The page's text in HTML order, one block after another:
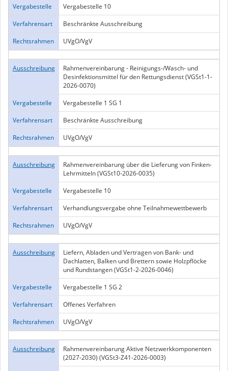
Vergabestelle
Vergabestelle 10
Verfahrensart
Beschränkte Ausschreibung
Rechtsrahmen
UVgO/VgV
Ausschreibung
Rahmenvereinbarung - Reinigungs-/Wasch- und
Desinfektionsmittel für den Rettungsdienst (VGSt1-1-
2026-0070)
Vergabestelle
Vergabestelle 1 SG 1
Verfahrensart
Beschränkte Ausschreibung
Rechtsrahmen
UVgO/VgV
Ausschreibung
Rahmenvereinbarung über die Lieferung von Finken-
Lehrmitteln (VGSt10-2026-0035)
Vergabestelle
Vergabestelle 10
Verfahrensart
Verhandlungsvergabe ohne Teilnahmewettbewerb
Rechtsrahmen
UVgO/VgV
Ausschreibung
Liefern, Abladen und Vertragen von Bank- und
Dachlatten, Balken und Brettern sowie Holzpflöcke
und Rundstangen (VGSt1-2-2026-0046)
Vergabestelle
Vergabestelle 1 SG 2
Verfahrensart
Offenes Verfahren
Rechtsrahmen
UVgO/VgV
Ausschreibung
Rahmenvereinbarung Aktive Netzwerkkomponenten
(2027-2030) (VGSt3-Z41-2026-0003)